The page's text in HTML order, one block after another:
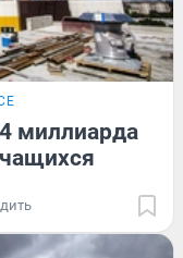
миллиарда